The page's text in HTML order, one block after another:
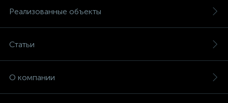
Реализованные объекты
Статьи
О компании